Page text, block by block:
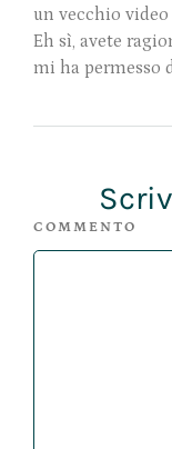
un vecchio
Eh sì, avete
mi ha permesso
COMMENTO